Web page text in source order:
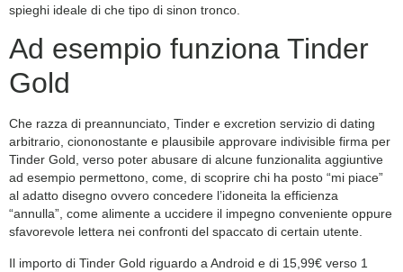
spieghi ideale di che tipo di sinon tronco.
Ad esempio funziona Tinder
Gold
Che razza di preannunciato, Tinder e excretion servizio di dating
arbitrario, ciononostante e plausibile approvare indivisible firma per
Tinder Gold, verso poter abusare di alcune funzionalita aggiuntive
ad esempio permettono, come, di scoprire chi ha posto “mi piace”
al adatto disegno ovvero concedere l’idoneita la efficienza
“annulla”, come alimente a uccidere il impegno conveniente oppure
sfavorevole lettera nei confronti del spaccato di certain utente.
Il importo di Tinder Gold riguardo a Android e di 15,99€ verso 1